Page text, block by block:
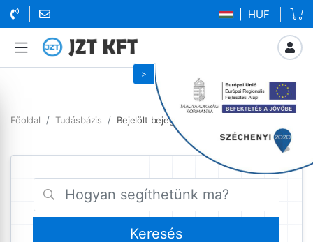
| HUF
Főoldal Tudásbázis Bejelölt bejegyzések weboldal migrálás